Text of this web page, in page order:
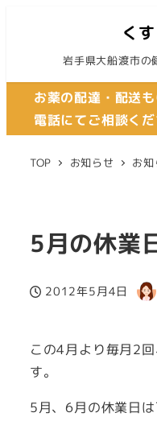
岩手県大船渡市の
お薬の配達・配送
電話にてご相談くだ
TOP お知らせ お知
5月の休業
投稿日
2012年5月4日
著
この4月より毎月2
す。
5月、6月の休業日は